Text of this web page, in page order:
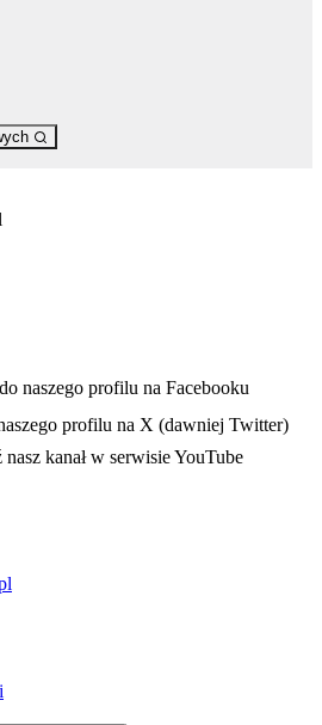
się w nowej karcie
naszego profilu na Facebooku
karcie profilu na X (dawniej Twitter)
się w nowej karcie
kanał w serwisie YouTube